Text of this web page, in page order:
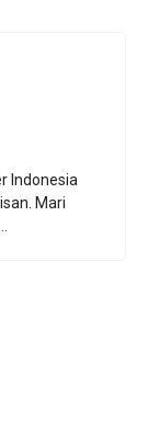
Indonesia
Mari